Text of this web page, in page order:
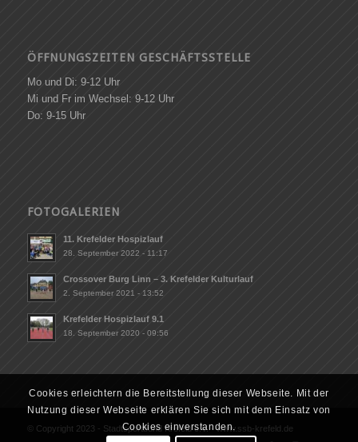
ÖFFNUNGSZEITEN GESCHÄFTSSTELLE
Mo und Di: 9-12 Uhr
Mi und Fr im Wechsel: 9-12 Uhr
Do: 9-15 Uhr
FOTOGALERIEN
11. Krefelder Hospizlauf
28. September 2022 - 11:17
Crossover Burg Linn – 3. Krefelder Kulturlauf
2. September 2021 - 13:52
Krefelder Hospizlauf 9.1
18. September 2020 - 09:56
© Copyright 2023 - Stadtsportbund Krefeld e.V. - www.ssb-krefeld.de
Cookies erleichtern die Bereitstellung dieser Webseite. Mit der
Nutzung dieser Webseite erklären Sie sich mit dem Einsatz von
Cookies einverstanden.